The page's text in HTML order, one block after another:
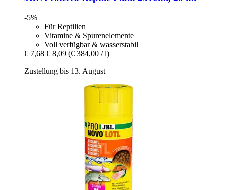
-5%
Für Reptilien
Vitamine & Spurenelemente
Voll verfügbar & wasserstabil
€ 7,68 € 8,09 (€ 384,00 / l)
Zustellung bis 13. August